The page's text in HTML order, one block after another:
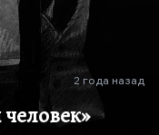
Мария
может
2 года назад